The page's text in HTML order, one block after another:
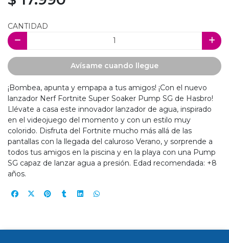
CANTIDAD
Avísame cuando llegue
¡Bombea, apunta y empapa a tus amigos! ¡Con el nuevo
lanzador Nerf Fortnite Super Soaker Pump SG de Hasbro!
Llévate a casa este innovador lanzador de agua, inspirado
en el videojuego del momento y con un estilo muy
colorido. Disfruta del Fortnite mucho más allá de las
pantallas con la llegada del caluroso Verano, y sorprende a
todos tus amigos en la piscina y en la playa con una Pump
SG capaz de lanzar agua a presión. Edad recomendada: +8
años.